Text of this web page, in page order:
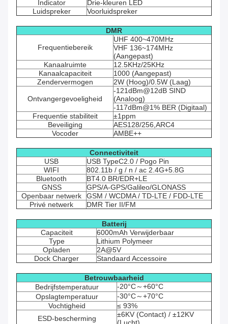
Indicator
Drie-kleuren LED
Luidspreker
Voorluidspreker
DMR
Frequentiebereik
UHF 400~470MHz
VHF 136~174MHz
(Aangepast)
Kanaalruimte
12.5KHz/25KHz
Kanaalcapaciteit
1000 (Aangepast)
Zendervermogen
2W (Hoog)/0.5W (Laag)
Ontvangergevoeligheid
-121dBm@12dB SIND
(Analoog)
-117dBm@1% BER (Digitaal)
Frequentie stabiliteit
±1ppm
Beveiliging
AES128/256,ARC4
Vocoder
AMBE++
Connectiviteit
USB
USB TypeC2.0 / Pogo Pin
WIFI
802.11b / g / n / ac 2.4G+5.8G
Bluetooth
BT4.0 BR/EDR+LE
GNSS
GPS/A-GPS/Galileo/GLONASS
Openbaar netwerk
GSM / WCDMA / TD-LTE / FDD-LTE
Privé netwerk
DMR Tier II/FM
Batterij
Capaciteit
6000mAh Verwijderbaar
Type
Lithium Polymeer
Opladen
2A@5V
Dock Charger
Standaard Accessoire
Betrouwbaarheid
Bedrijfstemperatuur
-20°C～+60°C
Opslagtemperatuur
-30°C～+70°C
Vochtigheid
≤ 93%
ESD-bescherming
±6KV (Contact) / ±12KV